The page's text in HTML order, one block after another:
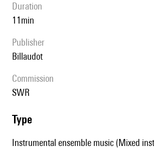
duration
11min
publisher
Billaudot
Commission
SWR
type
Instrumental ensemble music (Mixed